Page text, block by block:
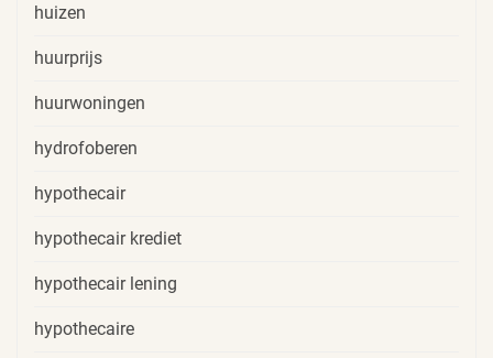
huizen
huurprijs
huurwoningen
hydrofoberen
hypothecair
hypothecair krediet
hypothecair lening
hypothecaire